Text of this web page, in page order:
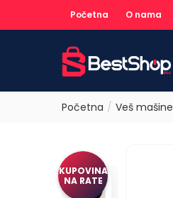
Početna O nama
Početna Veš mašine
KUPOVINA
NA RATE